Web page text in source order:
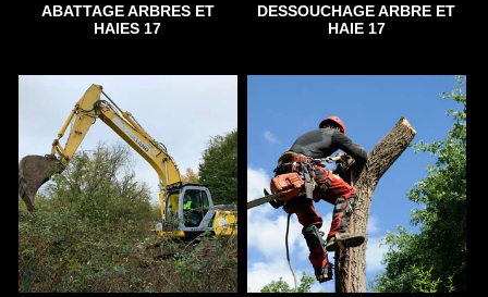
ABATTAGE ARBRES ET
HAIES 17
DESSOUCHAGE ARBRE ET
HAIE 17